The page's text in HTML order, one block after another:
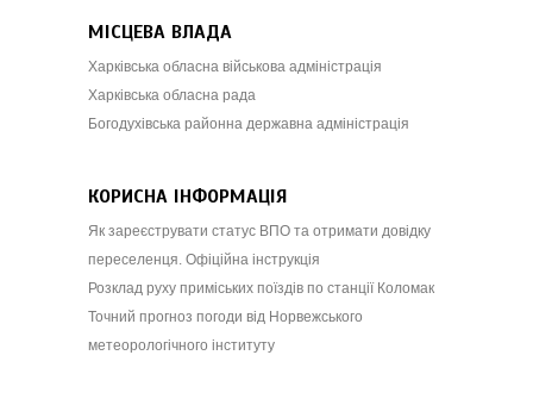
МІСЦЕВА ВЛАДА
Харківська обласна військова адміністрація
Харківська обласна рада
Богодухівська районна державна адміністрація
КОРИСНА ІНФОРМАЦІЯ
Як зареєструвати статус ВПО та отримати довідку
переселенця. Офіційна інструкція
Розклад руху приміських поїздів по станції Коломак
Точний прогноз погоди від Норвежського
метеорологічного інституту